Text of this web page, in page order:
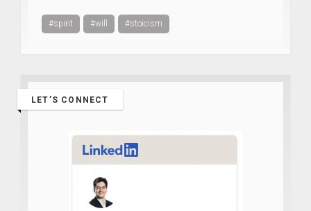
#spirit #will #stoicism
LET’S CONNECT